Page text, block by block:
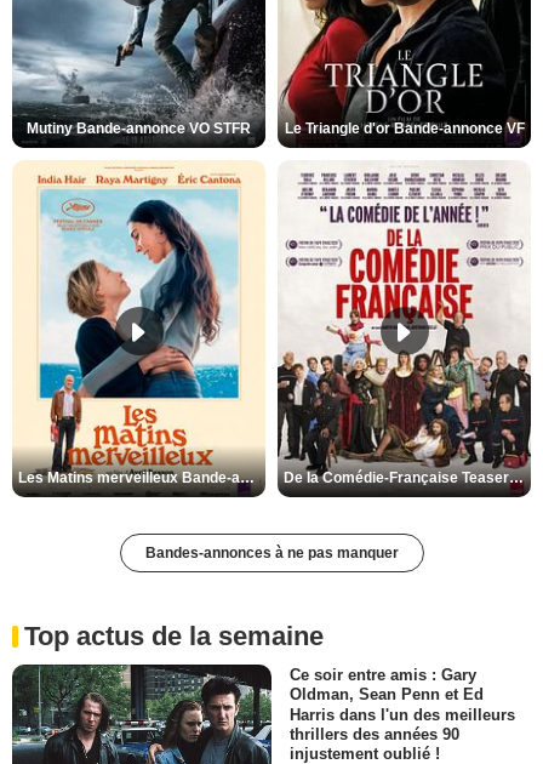
Mutiny Bande-annonce VO STFR Le Triangle d'or Bande-annonce VF
Les Matins merveilleux Bande-annonce VF De la Comédie-Française Teaser VF
Bandes-annonces à ne pas manquer
Top actus de la semaine
Ce soir entre amis : Gary
Oldman, Sean Penn et Ed
Harris dans l'un des meilleurs
thrillers des années 90
injustement oublié !